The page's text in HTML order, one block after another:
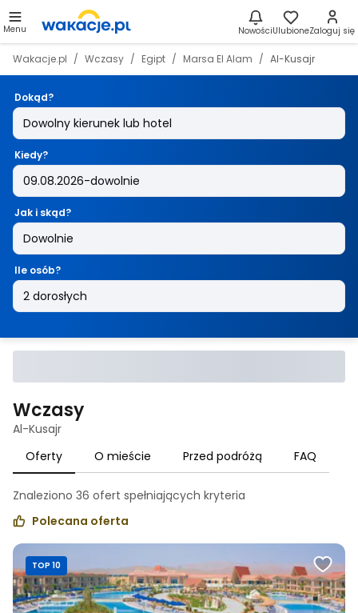
Menu NowościUlubioneZaloguj się
Wakacje.pl Wczasy Egipt Marsa El Alam Al-Kusajr
Dokąd?
Kiedy?
Jak i skąd?
Ile osób?
Wczasy
Al-Kusajr
Oferty
O mieście Przed podróżą FAQ
Znaleziono 36 ofert spełniających kryteria
Polecana oferta
TOP 10